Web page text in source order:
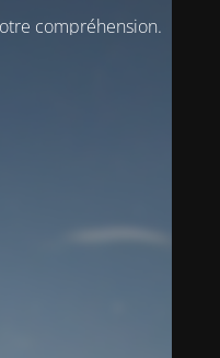
compréhension.